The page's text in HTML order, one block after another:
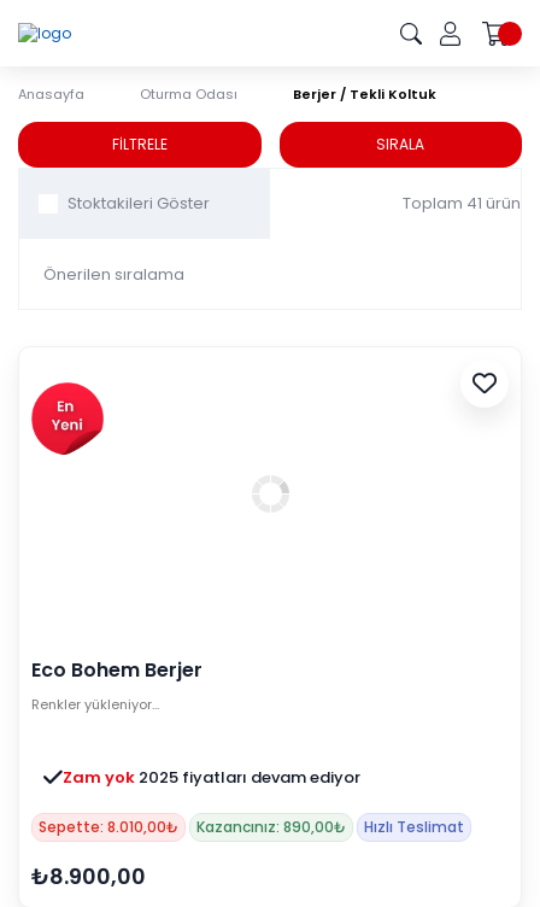
Anasayfa Oturma Odası Berjer / Tekli Koltuk
Berjer / Tekli Koltuk
FİLTRELE SIRALA
Toplam 41 ürün
Eco Bohem Berjer
Renkler yükleniyor…
Zam yok 2025 fiyatları devam ediyor
Sepette: 8.010,00₺ Kazancınız: 890,00₺ Hızlı Teslimat
₺8.900,00